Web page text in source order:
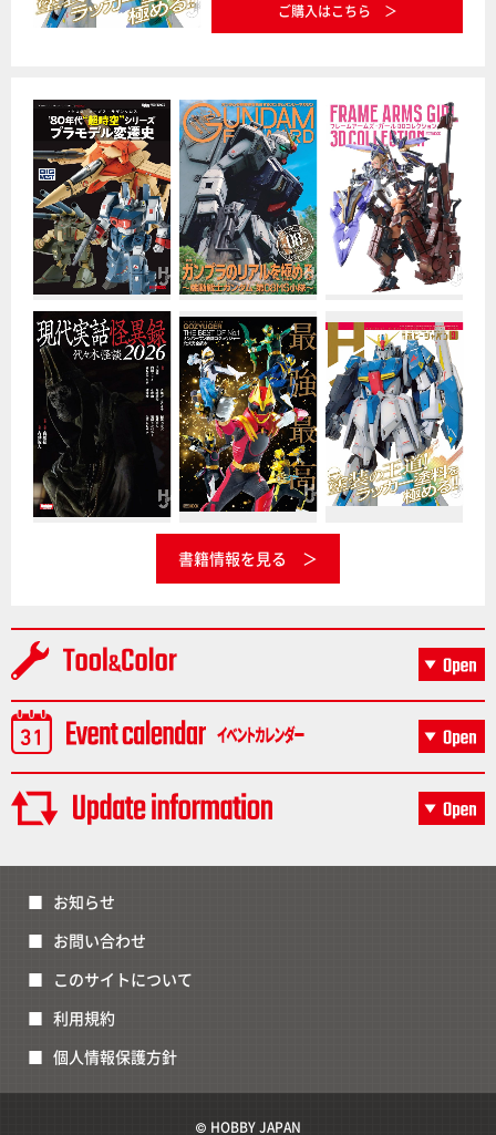
ご購入はこちら
書籍情報を見る
お知らせ
お問い合わせ
このサイトについて
利用規約
個人情報保護方針
© HOBBY JAPAN